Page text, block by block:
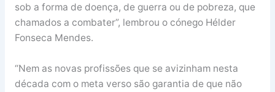
sob a forma de doença, de guerra ou de pobreza, que
chamados a combater”, lembrou o cónego Hélder
Fonseca Mendes.
“Nem as novas profissões que se avizinham nesta
década com o meta verso são garantia de que não